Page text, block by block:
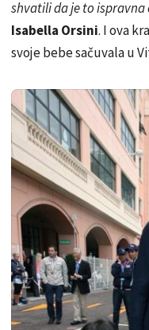
shvatili da je to
Isabella Orsini. I ova
svoje bebe sačuvala u